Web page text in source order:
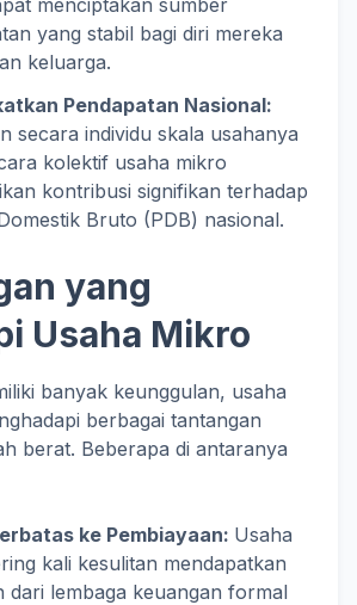
menciptakan sumber
yang stabil bagi diri mereka
keluarga.
Pendapatan Nasional:
secara individu skala usahanya
kolektif usaha mikro
kontribusi signifikan terhadap
Bruto (PDB) nasional.
yang
Usaha Mikro
banyak keunggulan, usaha
berbagai tantangan
berat. Beberapa di antaranya
ke Pembiayaan: Usaha
kali kesulitan mendapatkan
dari lembaga keuangan formal